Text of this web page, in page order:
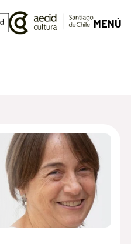
MENÚ